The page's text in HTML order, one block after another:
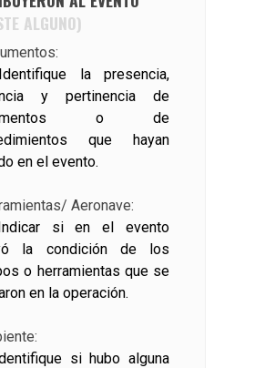
ALGUNO)
Identifique la presencia,
y pertinencia de
o de
que hayan
en el evento.
Aeronave:
si en el evento
la condición de los
o herramientas que se
en la operación.
si hubo alguna